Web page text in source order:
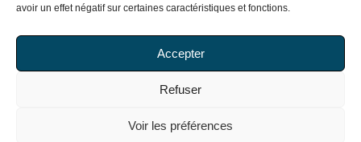
avoir un effet négatif sur certaines caractéristiques et fonctions.
Accepter
Refuser
Voir les préférences
En soumettant ce formulaire, j’accepte que mes
informations soient utilisées exclusivement dans le cadre
de ma demande, conformément à la
© Copyright 2026 Seban Avocats. Tous droits réservés